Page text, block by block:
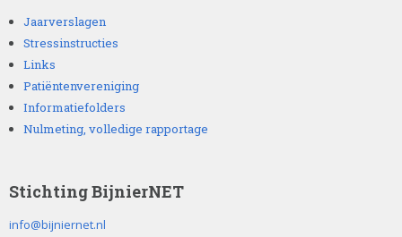
Jaarverslagen
Stressinstructies
Links
Patiëntenvereniging
Informatiefolders
Nulmeting, volledige rapportage
Stichting BijnierNET
info@bijniernet.nl